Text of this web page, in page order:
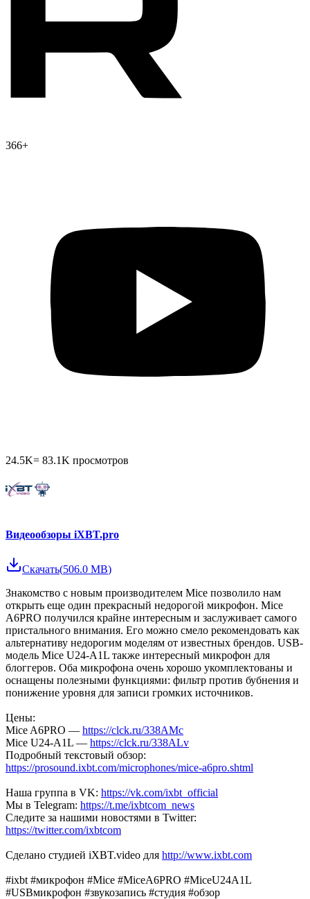
366+
24.5K= 83.1K просмотров
Видеообзоры iXBT.pro
Скачать(506.0 MB)
Знакомство с новым производителем Mice позволило нам
открыть еще один прекрасный недорогой микрофон. Mice
A6PRO получился крайне интересным и заслуживает самого
пристального внимания. Его можно смело рекомендовать как
альтернативу недорогим моделям от известных брендов. USB-
модель Mice U24-A1L также интересный микрофон для
блоггеров. Оба микрофона очень хорошо укомплектованы и
оснащены полезными функциями: фильтр против бубнения и
понижение уровня для записи громких источников.
Цены:
Mice A6PRO — https://clck.ru/338AMc
Mice U24-A1L — https://clck.ru/338ALv
Подробный текстовый обзор:
https://prosound.ixbt.com/microphones/mice-a6pro.shtml
Наша группа в VK: https://vk.com/ixbt_official
Мы в Telegram: https://t.me/ixbtcom_news
Следите за нашими новостями в Twitter:
https://twitter.com/ixbtcom
Сделано студией iXBT.video для http://www.ixbt.com
#ixbt #микрофон #Mice #MiceA6PRO #MiceU24A1L
#USBмикрофон #звукозапись #студия #обзор